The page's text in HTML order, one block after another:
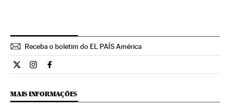
Receba o boletim do EL PAÍS América
Opiniao El País Brasil en Twitter
Opiniao El País Brasil en Instagram
Opiniao El País Brasil en Facebook
MAIS INFORMAÇÕES